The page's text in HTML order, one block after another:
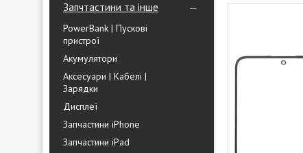
Запчтастини та інше
PowerBank | Пускові
пристрої
Акумулятори
Аксесуари | Кабелі |
Зарядки
Дисплеї
Запчастини iPhone
Запчастини iPad